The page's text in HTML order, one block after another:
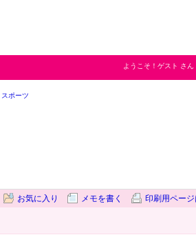
ようこそ！ ゲスト さん
スポーツ
お気に入り メモを書く 印刷用ペー